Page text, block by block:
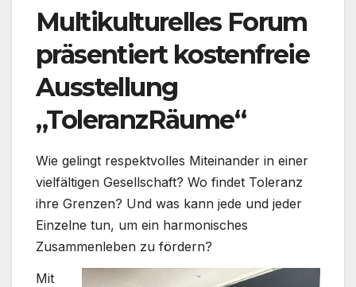
Multikulturelles Forum
präsentiert kostenfreie
Ausstellung
„ToleranzRäume“
Wie gelingt respektvolles Miteinander in einer
vielfältigen Gesellschaft? Wo findet Toleranz
ihre Grenzen? Und was kann jede und jeder
Einzelne tun, um ein harmonisches
Zusammenleben zu fördern?
Mit